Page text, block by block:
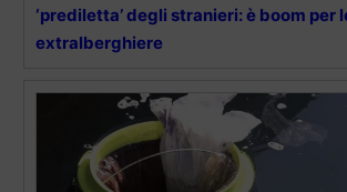
‘prediletta’ degli stranieri: è boom per
extralberghiere